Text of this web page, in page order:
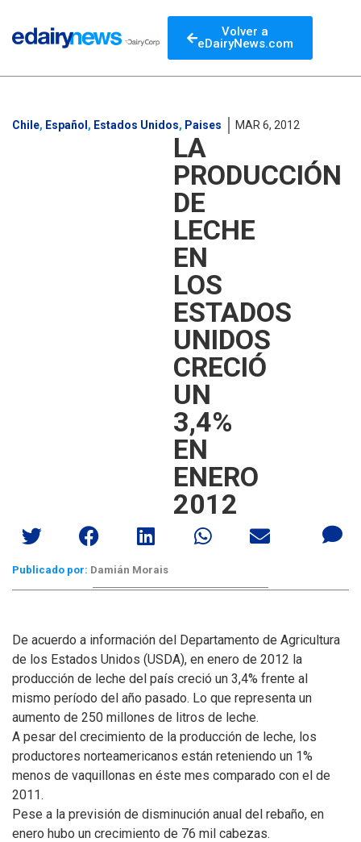
Volver a
eDairyNews.com
Chile, Español , Estados Unidos, Paises MAR 6, 2012
LA
PRODUCCIÓN
DE
LECHE
EN
LOS
ESTADOS
UNIDOS
CRECIÓ
UN
3,4%
EN
ENERO
2012
Publicado por: Damián Morais
De acuerdo a información del Departamento de Agricultura
de los Estados Unidos (USDA), en enero de 2012 la
producción de leche del país creció un 3,4% frente al
mismo período del año pasado. Lo que representa un
aumento de 250 millones de litros de leche.
A pesar del crecimiento de la producción de leche, los
productores norteamericanos están reteniendo un 1%
menos de vaquillonas en éste mes comparado con el de
2011.
Pese a la previsión de disminución anual del rebaño, en
enero hubo un crecimiento de 76 mil cabezas.